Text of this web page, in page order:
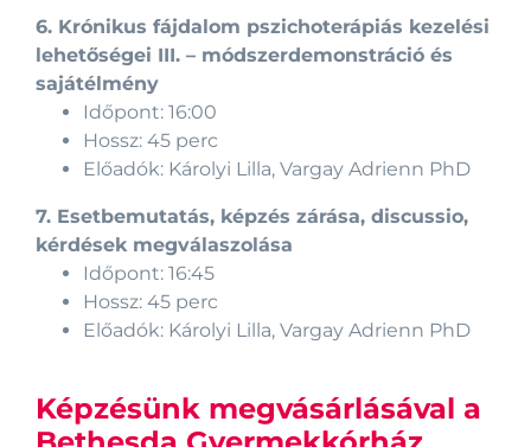
6. Krónikus fájdalom pszichoterápiás kezelési
lehetőségei III. – módszerdemonstráció és
sajátélmény
Időpont: 16:00
Hossz: 45 perc
Előadók: Károlyi Lilla, Vargay Adrienn PhD
7. Esetbemutatás, képzés zárása, discussio,
kérdések megválaszolása
Időpont: 16:45
Hossz: 45 perc
Előadók: Károlyi Lilla, Vargay Adrienn PhD
Képzésünk megvásárlásával a